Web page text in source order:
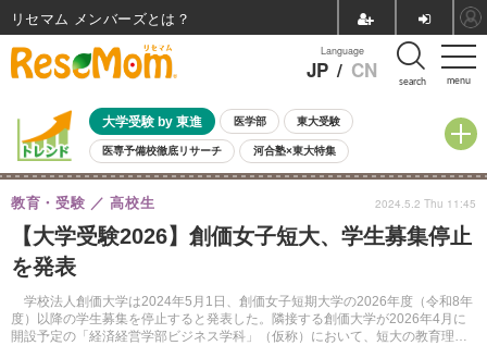
menu
Language
JP / CN search
大学受験 by 東進 医学部 東大受験
医専予備校徹底リサーチ 河合塾×東大特集
親子で考える大学選び 高校受験 中学受験 小学校受験
共通テスト 夏休み
8月開催イベント・WS 全国公立高校 過去問 人気記事
自由研究教材（小学生向け）
【大学受験2026】創価女子短大、学生募集停止
を発表
学校法人創価大学は2024年5月1日、創価女子短期大学の2026年度（令和8年
度）以降の学生募集を停止すると発表した。隣接する創価大学が2026年4月に
開設予定の「経済経営学部ビジネス学科」（仮称）において、短大の教育理念
教育・受験 高校生 2024.5.2 Thu 11:45
リセマム メンバーズ